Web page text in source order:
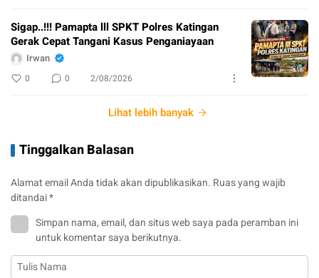
Sigap..!!! Pamapta lll SPKT Polres Katingan
Gerak Cepat Tangani Kasus Penganiayaan
Irwan
0 0 2/08/2026
Lihat lebih banyak
Tinggalkan Balasan
Alamat email Anda tidak akan dipublikasikan. Ruas yang wajib
ditandai*
Simpan nama, email, dan situs web saya pada peramban ini
untuk komentar saya berikutnya.